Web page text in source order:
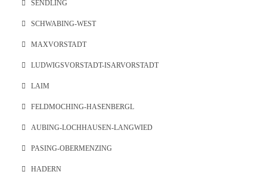
SENDLING
SCHWABING-WEST
MAXVORSTADT
LUDWIGSVORSTADT-ISARVORSTADT
LAIM
FELDMOCHING-HASENBERGL
AUBING-LOCHHAUSEN-LANGWIED
PASING-OBERMENZING
HADERN